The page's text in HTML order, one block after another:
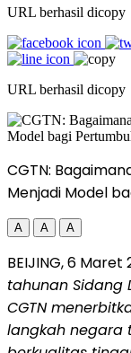
URL berhasil dicopy
URL berhasil dicopy
CGTN:
Menjadi Model
A A A
BEIJING,6 Maret
tahunan Sidang
CGTN
langkah negara